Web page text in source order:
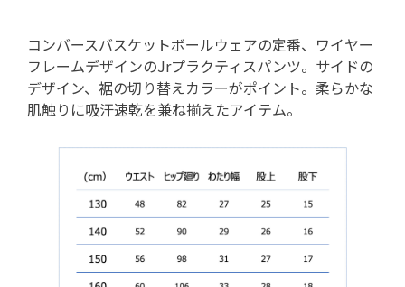
コンバースバスケットボールウェアの定番、ワイヤー
フレームデザインのJrプラクティスパンツ。サイドの
デザイン、裾の切り替えカラーがポイント。柔らかな
肌触りに吸汗速乾を兼ね揃えたアイテム。